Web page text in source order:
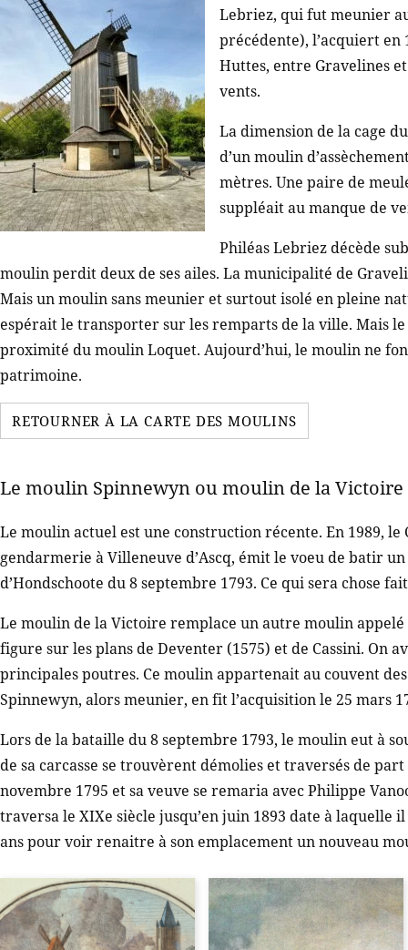
Lebriez, qui fut meunier
précédente), l’acquiert en
Huttes, entre Gravelines
vents.
La dimension de la cage
d’un moulin
mètres. Une paire de
suppléait au manque de
Philéas Lebriez décède
moulin perdit deux de ses ailes. La municipalité de
Mais un moulin sans meunier et surtout isolé en pleine
espérait le transporter sur les remparts de la ville. Mais
proximité du moulin Loquet. Aujourd’hui, le moulin ne
patrimoine.
RETOURNER À LA CARTE DES MOULINS
Le moulin Spinnewyn ou moulin de la Victoire
Le moulin actuel est une construction récente. En 1989,
gendarmerie à Villeneuve d’Ascq, émit le voeu de batir
d’Hondschoote du 8 septembre 1793. Ce qui sera chose
Le moulin de la Victoire remplace un autre moulin
figure sur les plans de Deventer (1575) et de Cassini. On
principales poutres. Ce moulin appartenait au couvent
Spinnewyn, alors meunier, en fit l’acquisition le 25 mars
Lors de la bataille du 8 septembre 1793, le moulin eut à
de sa carcasse se trouvèrent démolies et traversés de
novembre 1795 et sa veuve se remaria avec Philippe
traversa le XIXe siècle jusqu’en juin 1893 date à
ans pour voir renaitre à son emplacement un nouveau